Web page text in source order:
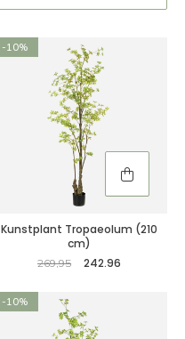
-10%
Kunstplant Tropaeolum (210
cm)
269,95 242.96
-10%